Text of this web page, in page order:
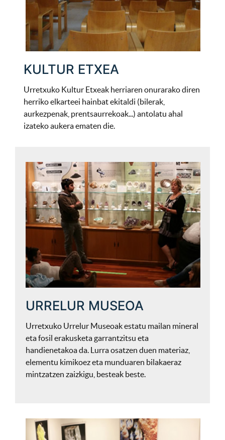
KULTUR ETXEA
Urretxuko Kultur Etxeak herriaren onurarako diren
herriko elkarteei hainbat ekitaldi (bilerak,
aurkezpenak, prentsaurrekoak...) antolatu ahal
izateko aukera ematen die.
URRELUR MUSEOA
Urretxuko Urrelur Museoak estatu mailan mineral
eta fosil erakusketa garrantzitsu eta
handienetakoa da. Lurra osatzen duen materiaz,
elementu kimikoez eta munduaren bilakaeraz
mintzatzen zaizkigu, besteak beste.